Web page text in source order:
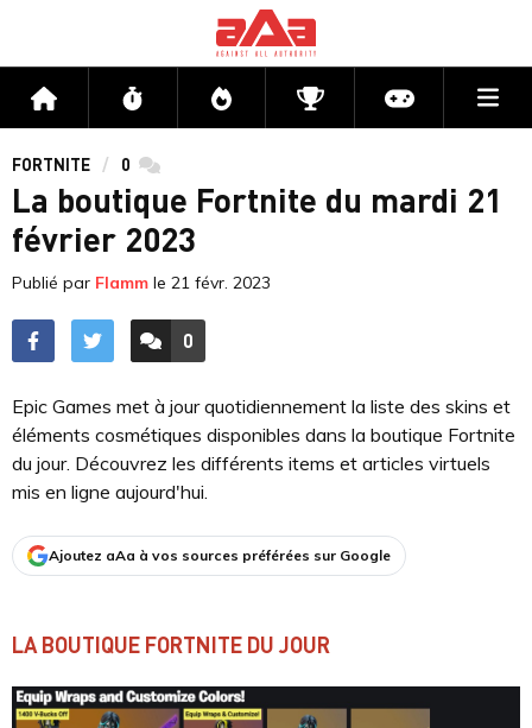
Accueil Flux Directs CompétitionsActu jeux
FORTNITE 0 commentaires
La boutique Fortnite du mardi 21
février 2023
Publié par Flamm le 21 févr. 2023
ACCÉDER AUX
0
COMMENTAIRES
Epic Games met à jour quotidiennement la liste des skins et
éléments cosmétiques disponibles dans la boutique Fortnite
du jour. Découvrez les différents items et articles virtuels
mis en ligne aujourd'hui.
Ajoutez aAa à vos sources préférées sur Google
LA BOUTIQUE FORTNITE DU JOUR